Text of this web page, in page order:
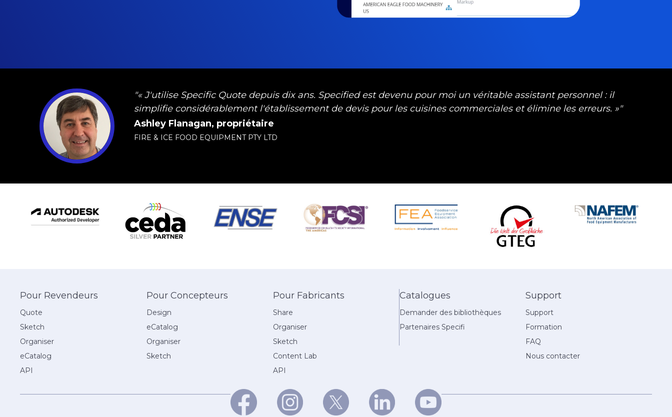
"« J'utilise Specific Quote depuis dix ans. Specified est devenu pour moi un véritable assistant personnel : il
simplifie considérablement l'établissement de devis pour les cuisines commerciales et élimine les erreurs. »"
Ashley Flanagan, propriétaire
FIRE & ICE FOOD EQUIPMENT PTY LTD
Pour Revendeurs
Quote
Sketch
Organiser
eCatalog
API
Pour Concepteurs
Design
eCatalog
Organiser
Sketch
Pour Fabricants
Share
Organiser
Sketch
Content Lab
API
Catalogues
Demander des bibliothèques
Partenaires Specifi
Support
Support
Formation
FAQ
Nous contacter